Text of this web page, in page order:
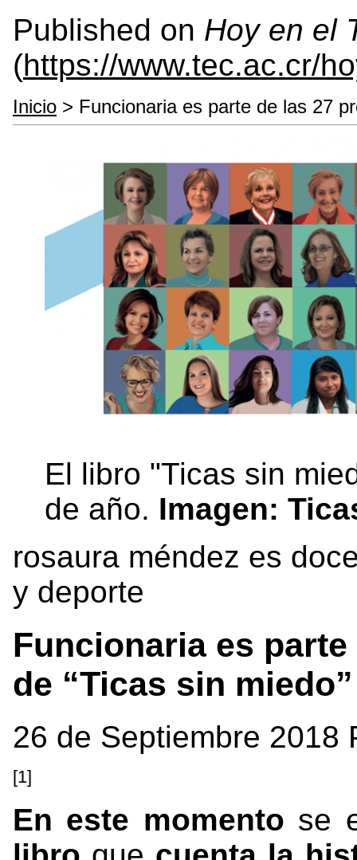
Published on Hoy en el
(https://www.tec.ac.cr/
Inicio > Funcionaria es parte de las 27
El libro "Ticas sin
de año. Imagen:
rosaura méndez es
y deporte
Funcionaria es
de “Ticas sin miedo”
26 de Septiembre 2018
[1]
En este momento se